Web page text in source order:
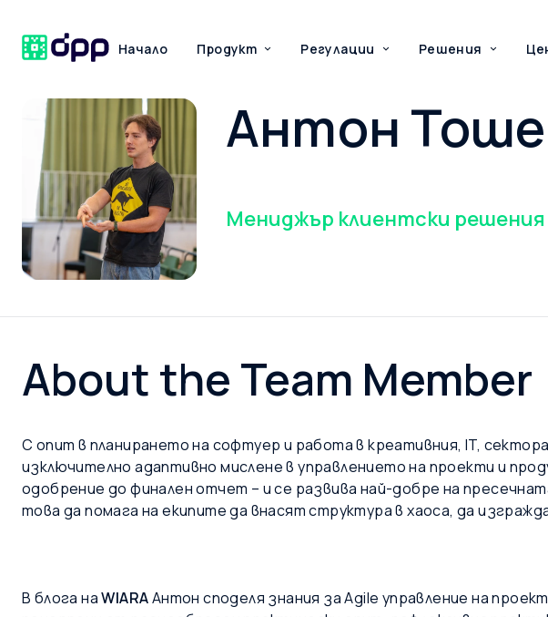
Начало Продукт Регулации Решения
Антон
Мениджър клиентски решения
About the Team Member
С опит в планирането на софтуер и работа в креативния, IT,
изключително адаптивно мислене в управлението на проекти и
одобрение до финален отчет – и се развива най-добре на
това да помага на екипите да внасят структура в хаоса, да
В блога наWIARAАнтон споделя знания за Agile управление на